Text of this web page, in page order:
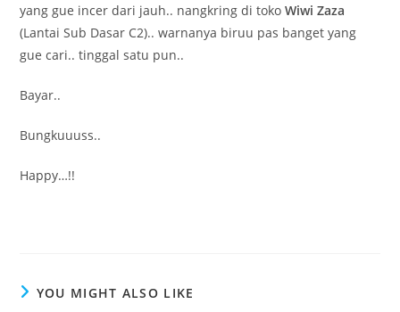
yang gue incer dari jauh.. nangkring di tokoWiwi Zaza
(Lantai Sub Dasar C2).. warnanya biruu pas banget yang
gue cari.. tinggal satu pun..
Bayar..
Bungkuuuss..
Happy…!!
YOU MIGHT ALSO LIKE